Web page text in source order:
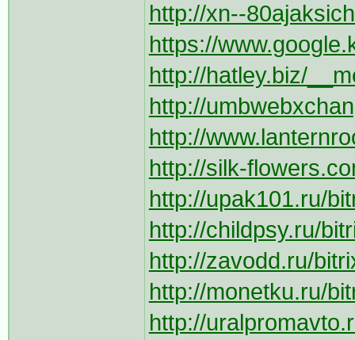
http://xn--
https://
http://hatley.biz/
http://
http://
http://silk-
http://upak101.ru/
http://childpsy.ru/
http://zavodd.ru/
http://monetku.ru/
http://